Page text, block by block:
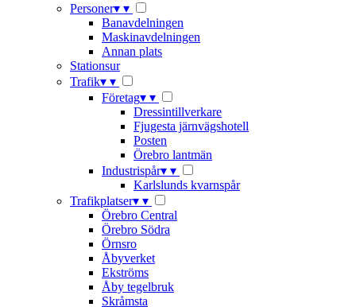
Personer▾ ▾
Banavdelningen
Maskinavdelningen
Annan plats
Stationsur
Trafik▾ ▾
Företag▾ ▾
Dressintillverkare
Fjugesta järnvägshotell
Posten
Örebro lantmän
Industrispår▾ ▾
Karlslunds kvarnspår
Trafikplatser▾ ▾
Örebro Central
Örebro Södra
Örnsro
Åbyverket
Ekströms
Åby tegelbruk
Skråmsta